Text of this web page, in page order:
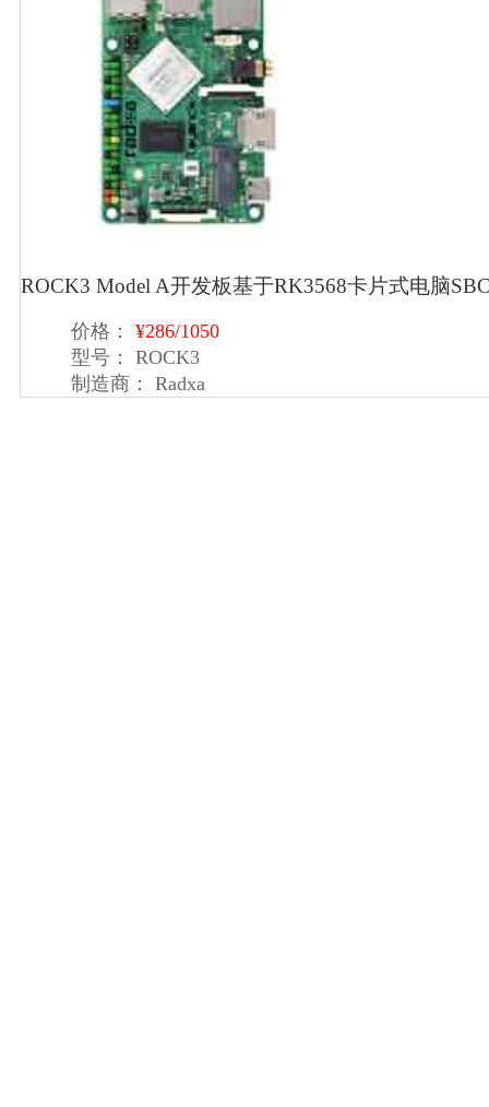
ROCK3 Model A开发板基于RK3568卡片式电脑
价格：
¥286/1050
型号：
ROCK3
制造商：
Radxa